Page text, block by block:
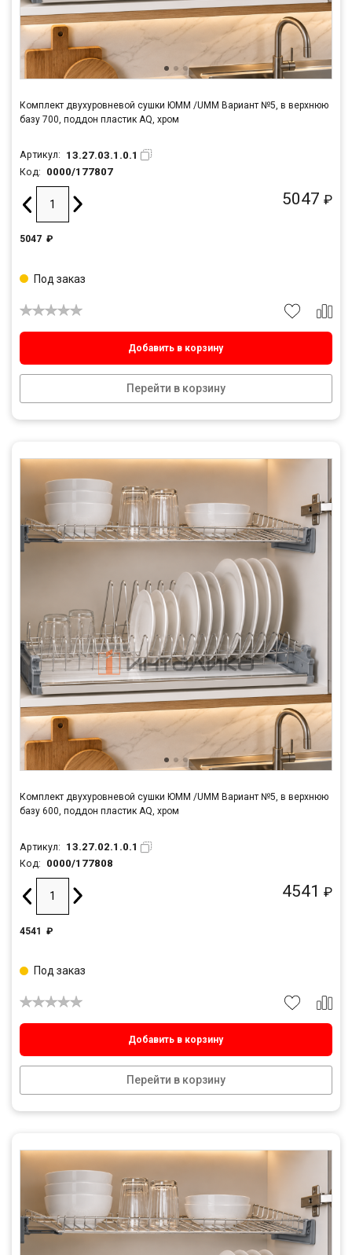
Комплект двухуровневой сушки ЮММ /UMM Вариант №5, в верхнюю
базу 700, поддон пластик AQ, хром
Артикул: 13.27.03.1.0.1
Код: 0000/177807
5047 ₽
5047 ₽
Добавить в корзину
Перейти в корзину
Под заказ
Комплект двухуровневой сушки ЮММ /UMM Вариант №5, в верхнюю
базу 600, поддон пластик AQ, хром
Артикул: 13.27.02.1.0.1
Код: 0000/177808
4541 ₽
4541 ₽
Добавить в корзину
Перейти в корзину
Под заказ